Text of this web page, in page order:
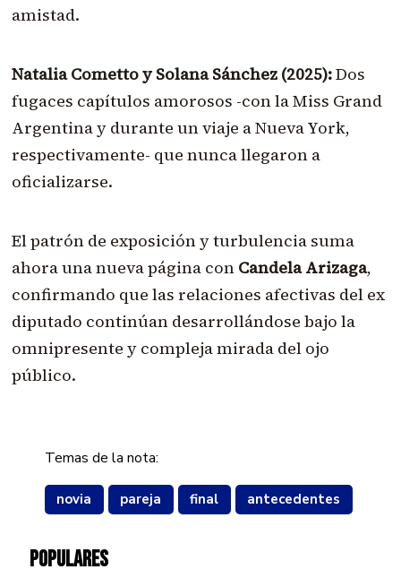
amistad.
Natalia Cometto y Solana Sánchez (2025):Dos
fugaces capítulos amorosos -con la Miss Grand
Argentina y durante un viaje a Nueva York,
respectivamente- que nunca llegaron a
oficializarse.
El patrón de exposición y turbulencia suma
ahora una nueva página con Candela Arizaga,
confirmando que las relaciones afectivas del ex
diputado continúan desarrollándose bajo la
omnipresente y compleja mirada del ojo
público.
Temas de la nota:
novia pareja final antecedentes
POPULARES